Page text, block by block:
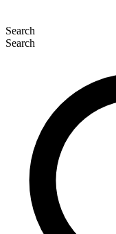
Search
Search